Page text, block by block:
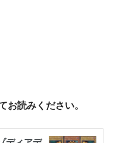
お読みください。